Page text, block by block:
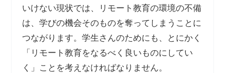
いけない現状では、リモート教育の環境の不備
は、学びの機会そのものを奪ってしまうことに
つながります。学生さんのためにも、とにかく
「リモート教育をなるべく良いものにしてい
く」ことを考えなければなりません。